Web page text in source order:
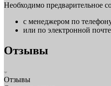
Необходимо предварительное
с менеджером по
или по электронной
Отзывы
Отзывы